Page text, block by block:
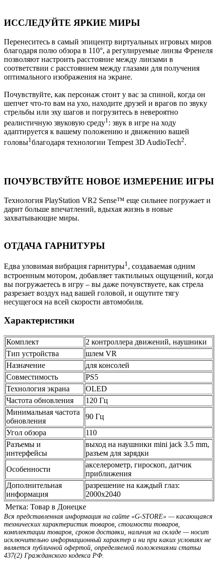
ИССЛЕДУЙТЕ ЯРКИЕ МИРЫ
Перенеситесь в самый эпицентр виртуальных игровых миров
благодаря полю обзора в 110°, а регулируемые линзы Френеля
позволяют настроить расстояние между линзами в
соответствии с расстоянием между глазами для получения
оптимального изображения на экране.
Почувствуйте, как персонаж стоит у вас за спиной, когда он
шепчет что-то вам на ухо, находите друзей и врагов по звуку
стрельбы или эху шагов и погрузитесь в невероятно
реалистичную звуковую среду1: звук в игре на ходу
адаптируется к вашему положению и движению вашей
головы1благодаря технологии Tempest 3D AudioTech2‎.
ПОЧУВСТВУЙТЕ НОВОЕ ИЗМЕРЕНИЕ ИГРЫ
Технология PlayStation VR2 Sense™ еще сильнее погружает и
дарит больше впечатлений, вдыхая жизнь в новые
захватывающие миры.
ОТДАЧА ГАРНИТУРЫ
Едва уловимая вибрация гарнитуры1, создаваемая одним
встроенным мотором, добавляет тактильных ощущений, когда
вы погружаетесь в игру – вы даже почувствуете, как стрела
разрезает воздух над вашей головой, и ощутите тягу
несущегося на всей скорости автомобиля.
Характеристики
Комплект
2 контроллера движений, наушники
Тип устройства
шлем VR
Назначение
для консолей
Совместимость
PS5
Технология экрана
OLED
Частота обновления
120 Гц
Минимальная частота
обновления
90 Гц
Угол обзора
110
Разъемы и
интерфейсы
выход на наушники mini jack 3.5 mm,
разъем для зарядки
Особенности
акселерометр, гироскоп, датчик
приближения
Дополнительная
информация
разрешение на каждый глаз:
2000х2040
Метка: Товар в Донецке
Вся представленная информация на сайте «G-STORE» — касающаяся
технических характеристик товаров, стоимости товаров,
комплектации товаров, сроков доставки, наличия на складе — носит
исключительно информационный характер и ни при каких условиях не
является публичной офертой, определяемой положениями статьи
437(2) Гражданского кодекса РФ.